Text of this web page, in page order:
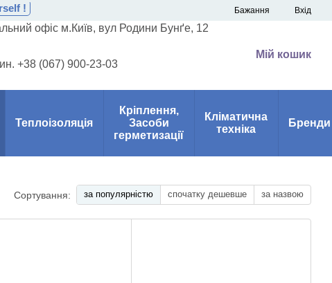
! Бажання Вхід
офіс м.Київ, вул Родини Бунґе, 12
+38 (067) 900-23-03
Мій кошик
Теплоізоляція
Кріплення,
Засоби
герметизації
Кліматична
техніка
Бренди
Сортування: за популярністю спочатку дешевше за назвою